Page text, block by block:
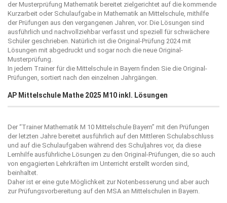
der Musterprüfung Mathematik bereitet zielgerichtet auf die kommende
Kurzarbeit oder Schulaufgabe in Mathematik an Mittelschule, mithilfe
der Prüfungen aus den vergangenen Jahren, vor. Die Lösungen sind
ausführlich und nachvollziehbar verfasst und speziell für schwächere
Schüler geschrieben. Natürlich ist die Original-Prüfung 2024 mit
Lösungen mit abgedruckt und sogar noch die neue Original-
Musterprüfung.
In jedem Trainer für die Mittelschule in Bayern finden Sie die Original-
Prüfungen, sortiert nach den einzelnen Jahrgängen.
AP Mittelschule Mathe 2025 M10 inkl. Lösungen
Der “Trainer Mathematik M 10 Mittelschule Bayern” mit den Prüfungen
der letzten Jahre bereitet ausführlich auf den Mittleren Schulabschluss
und auf die Schulaufgaben während des Schuljahres vor, da diese
Lernhilfe ausführliche Lösungen zu den Original-Prüfungen, die so auch
von engagierten Lehrkräften im Unterricht erstellt worden sind,
beinhaltet.
Daher ist er eine gute Möglichkeit zur Notenbesserung und aber auch
zur Prüfungsvorbereitung auf den MSA an Mittelschulen in Bayern.